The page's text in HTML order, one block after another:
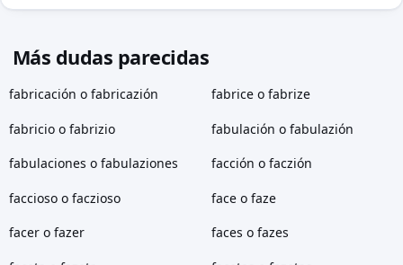
Más dudas parecidas
fabricación o fabricazión fabrice o fabrize
fabricio o fabrizio fabulación o fabulazión
fabulaciones o fabulaziones facción o faczión
faccioso o faczioso face o faze
facer o fazer faces o fazes